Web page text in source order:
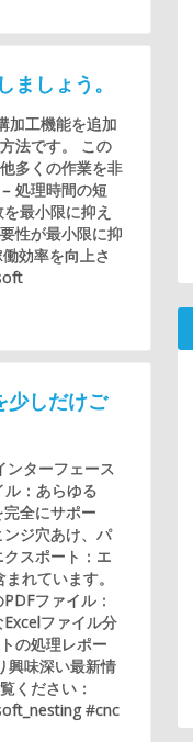
しょう。
加工機能を追加
法です。 この
多くの作業を非
処理時間の短
最小限に抑え
性が最小限に抑
効率を向上さ
少しだけご
ンターフェース
：あらゆる
全にサポー
ジ穴あけ、パ
スポート：エ
れています。
ファイル：
ファイル分
の処理レポー
興味深い最新情
ください：
#cnc